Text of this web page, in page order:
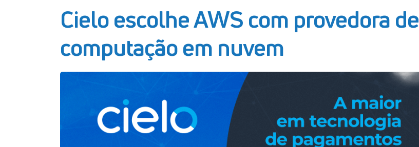
Cielo escolhe AWS com provedora de
computação em nuvem